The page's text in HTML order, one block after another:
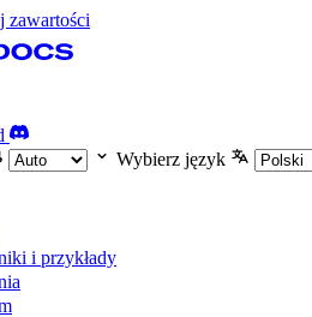
zawartości
Wybierz język
i przykłady